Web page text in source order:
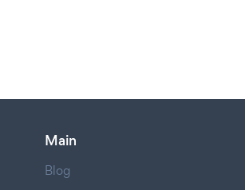
Main
Blog